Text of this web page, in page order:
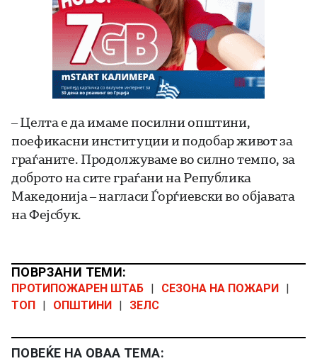
– Целта е да имаме посилни општини,
поефикасни институции и подобар живот за
граѓаните. Продолжуваме во силно темпо, за
доброто на сите граѓани на Република
Македонија – нагласи Ѓорѓиевски во објавата
на Фејсбук.
ПОВРЗАНИ ТЕМИ:
ПРОТИПОЖАРЕН ШТАБ | СЕЗОНА НА ПОЖАРИ |
ТОП | ОПШТИНИ | ЗЕЛС
ПОВЕЌЕ НА ОВАА ТЕМА: